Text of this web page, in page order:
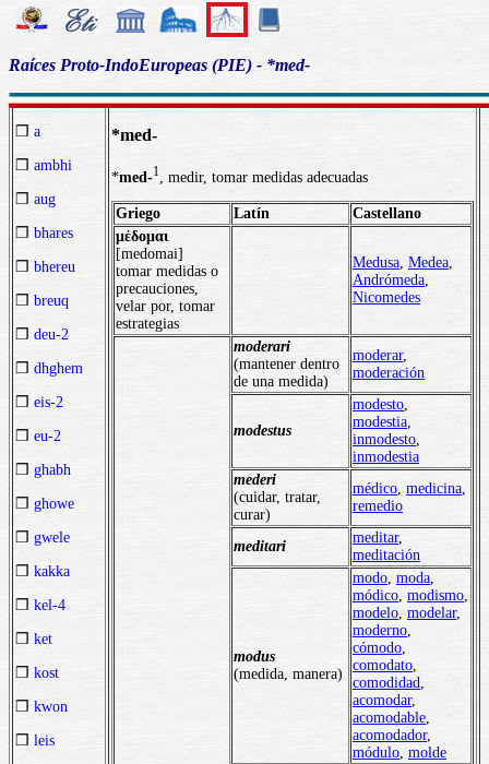
Raíces Proto-IndoEuropeas (PIE) - *med-
❒ a
❒ ambhi
❒ aug
❒ bhares
❒ bhereu
❒ breuq
❒ deu-2
❒ dhghem
❒ eis-2
❒ eu-2
❒ ghabh
❒ ghowe
❒ gwele
❒ kakka
❒ kel-4
❒ ket
❒ kost
❒ kwon
❒ leis
*med-
*med-1 , medir, tomar medidas adecuadas
Griego Latín
Castellano
μέδομαι
[medomai]
tomar medidas o
precauciones,
velar por, tomar
estrategias
Medusa, Medea,
Andrómeda,
Nicomedes
moderari
(mantener dentro
de una medida)
moderar,
moderación
modestus
modesto,
modestia,
inmodesto,
inmodestia
mederi
(cuidar, tratar,
curar)
médico, medicina,
remedio
meditari
meditar,
meditación
modus
(medida, manera)
modo, moda,
módico, modismo,
modelo, modelar,
moderno,
cómodo,
comodato,
comodidad,
acomodar,
acomodable,
acomodador,
módulo, molde